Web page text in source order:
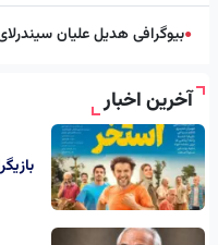
●بیوگرافی هدیل علیان
آخرین اخبار